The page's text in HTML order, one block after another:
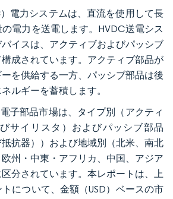
電力システムは、直流を使用して長
電力を送電します。HVDC送電シス
イスは、アクティブおよびパッシブ
成されています。アクティブ部品が
を供給する一方、パッシブ部品は後
ルギーを蓄積します。
子部品市場は、タイプ別（アクティ
サイリスタ）およびパッシブ部品
抵抗器））および地域別（北米、南北
州・中東・アフリカ、中国、アジア
分されています。本レポートは、上
について、金額（USD）ベースの市